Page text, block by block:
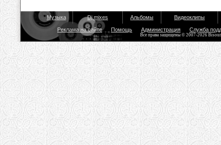
Музыка Dj mixes Альбомы Видеоклипы
Реклама на сайте Помощь Администрация Служба
Все права защищены © 2007-2026